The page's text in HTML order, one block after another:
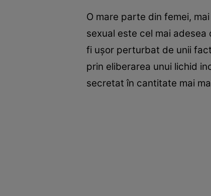
O mare parte din femei,
sexual este cel mai
fi uşor perturbat de unii
prin eliberarea unui lichid
secretat în cantitate mai